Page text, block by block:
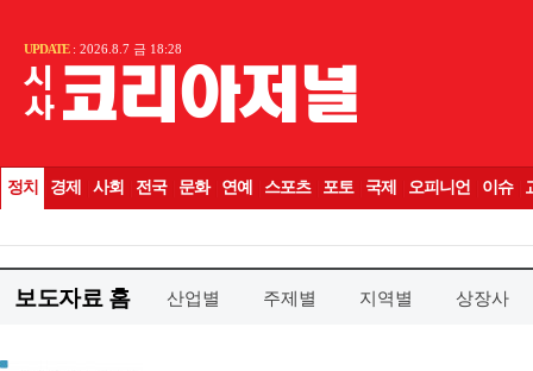
보도자료 홈 산업별 주제별 지역별 상장사